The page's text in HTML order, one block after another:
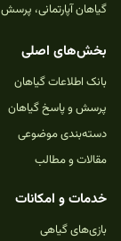
گیاهان آپارتمانی،
بخش‌های اصلی
بانک اطلاعات گیاهان
پرسش و پاسخ گیاهان
دسته‌بندی موضوعی
مقالات و مطالب
خدمات و امکانات
بازی‌های گیاهی